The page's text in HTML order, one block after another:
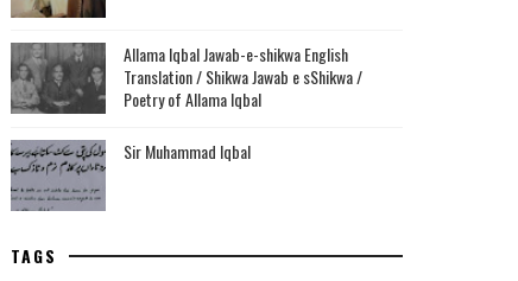
Allama Iqbal Jawab-e-shikwa English
Translation / Shikwa Jawab e sShikwa /
Poetry of Allama Iqbal
Sir Muhammad Iqbal
TAGS